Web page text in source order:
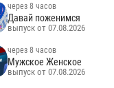
через 8 часов
Давай поженимся
выпуск от 07.08.2026
через 8 часов
Мужское Женское
выпуск от 07.08.2026